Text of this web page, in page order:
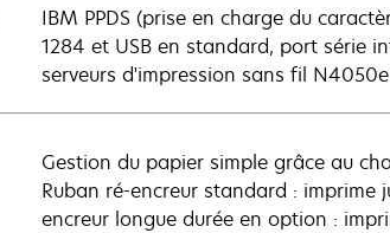
IBM PPDS (prise en charge du
1284 et USB en standard, port série
serveurs d'impression sans fil
Gestion du papier simple grâce au
Ruban ré-encreur standard : imprime
encreur longue durée en option :